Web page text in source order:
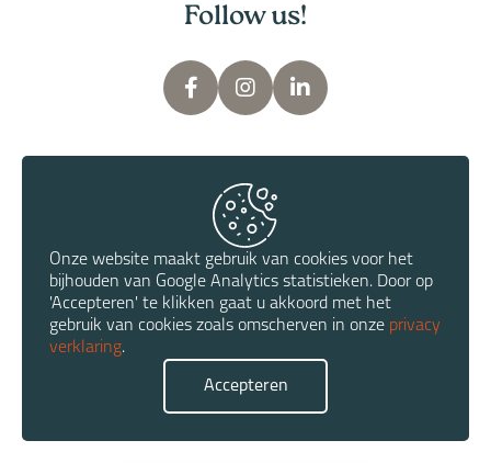
Follow us!
Copyright © 2012 - 2026 V.S Optiek | Realisatie:
Onze website maakt gebruik van cookies voor het
bijhouden van Google Analytics statistieken. Door op
'Accepteren' te klikken gaat u akkoord met het
gebruik van cookies zoals omscherven in onze privacy
verklaring.
Accepteren
V.S Optiek - Assen